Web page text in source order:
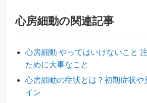
心房細動の関連記事
心房細動 やってはいけないこと
ために大事なこと
心房細動の症状とは？初期症状や
イン